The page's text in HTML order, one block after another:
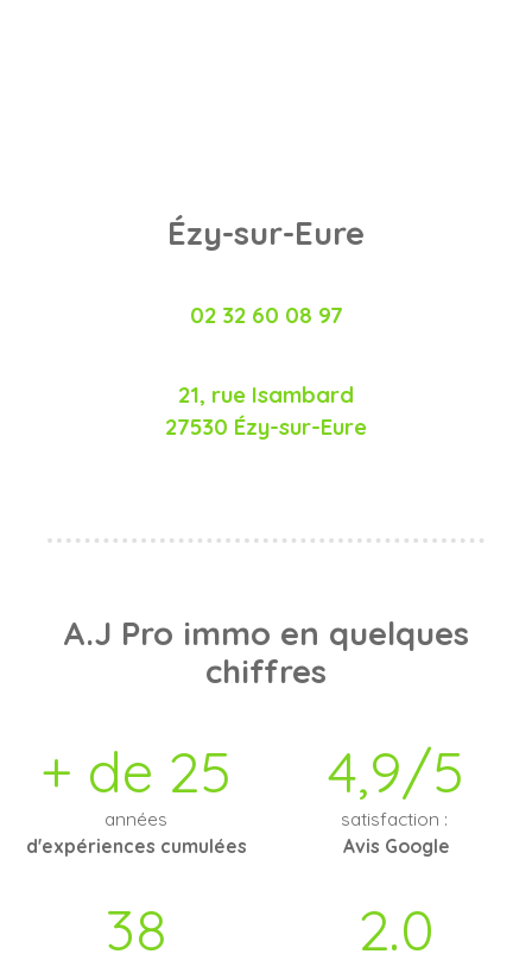
Ézy-sur-Eure
02 32 60 08 97
21, rue Isambard
27530 Ézy-sur-Eure
A.J Pro immo en quelques
chiffres
+ de 25
années
d'expériences cumulées
4,9/5
satisfaction :
Avis Google
38 2.0